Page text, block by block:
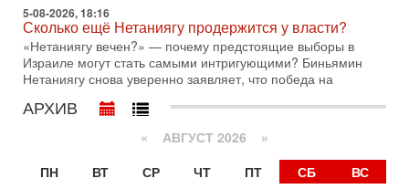
30-07-2026, 16:54
Покупатель авиакомпании «Аркия» намерен
запретить полеты по субботам!
Вокруг возможной продажи авиакомпании «Аркия»
разгорается громкий конфликт.
30-07-2026, 08:16
Трамп готовит удар по Ирану - НОВОСТИ 30/07/2026
Президент США Дональд Трамп сегодня рассматривает
возможность масштабной военной операции против Ирана
после ракетной атаки на американскую базу в
5-08-2026, 18:16
Сколько ещё Нетаниягу продержится у власти?
«Нетаниягу вечен?» — почему предстоящие выборы в
Израиле могут стать самыми интригующими? Биньямин
Нетаниягу снова уверенно заявляет, что победа на
АРХИВ
« АВГУСТ 2026 »
ПН
ВТ СР ЧТ ПТ СБ
ВС